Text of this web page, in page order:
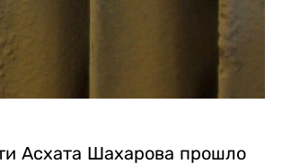
Асхата Шахарова прошло